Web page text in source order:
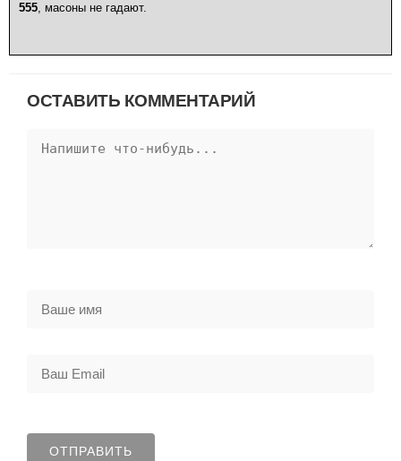
555, масоны не гадают.
ОСТАВИТЬ КОММЕНТАРИЙ